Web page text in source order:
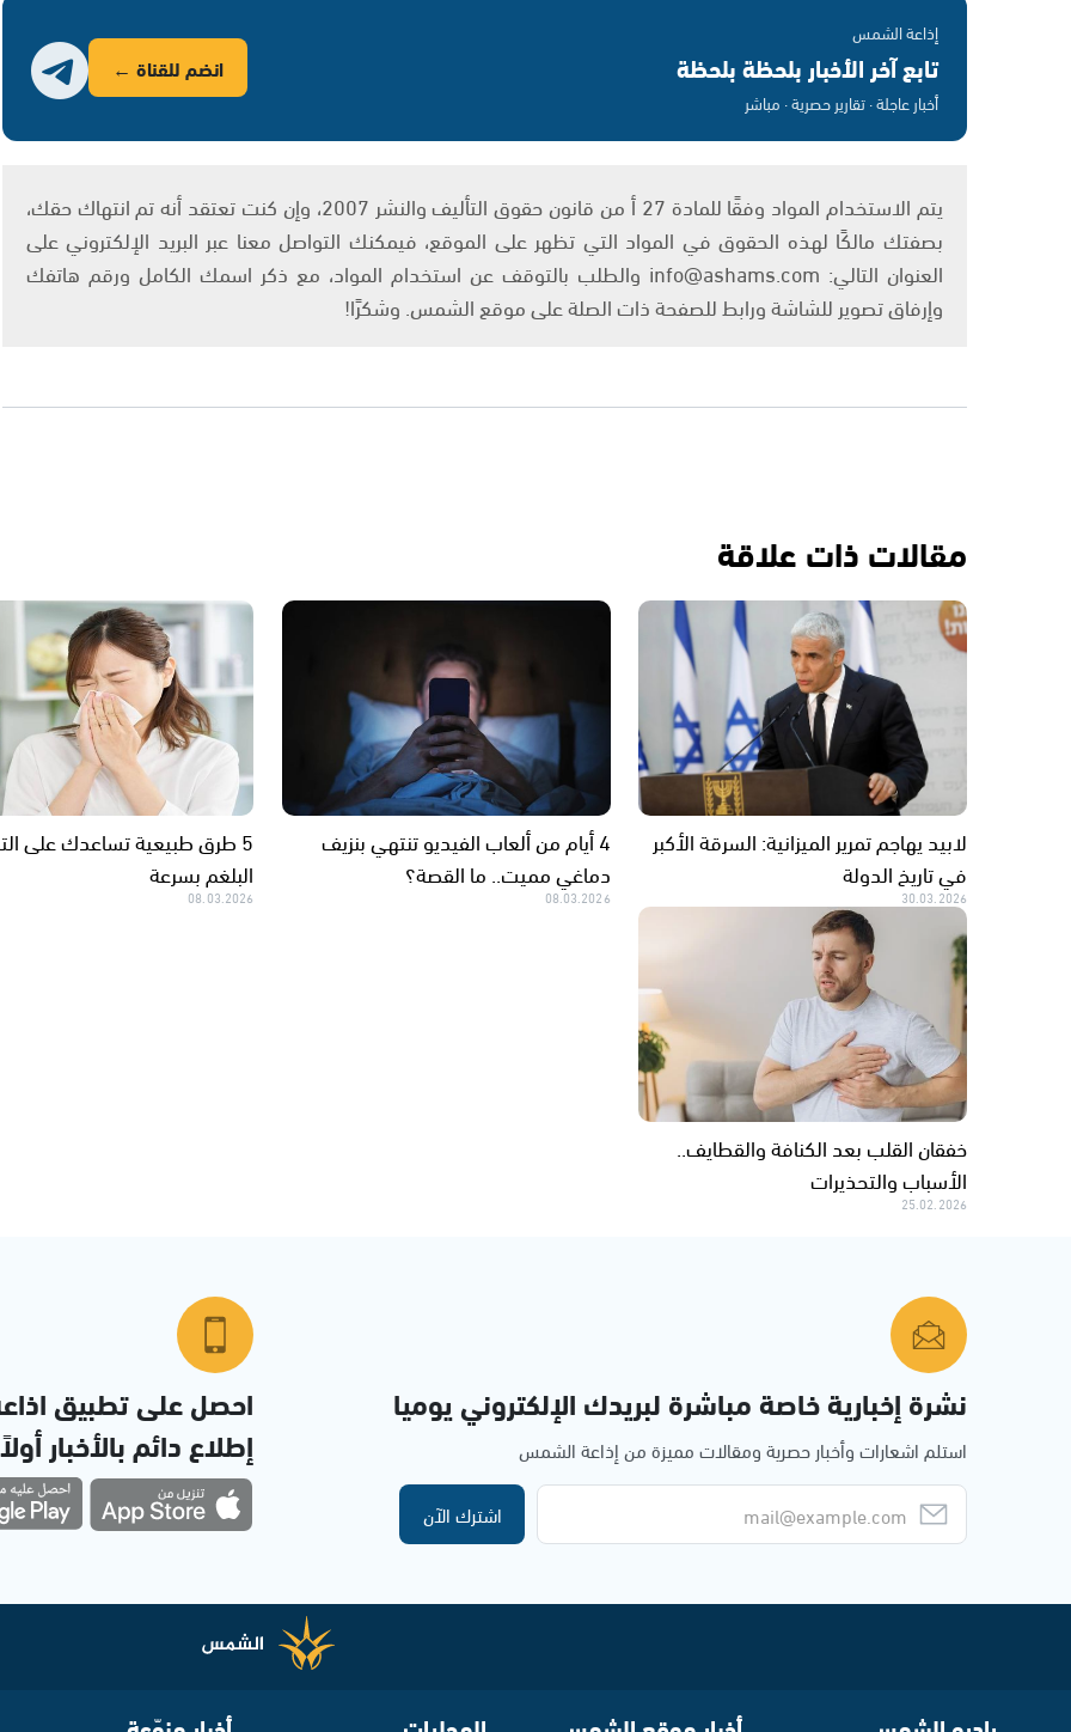
إذاعة الشمس
تابع آخر الأخبار بلحظة بلحظة
أخبار عاجلة · تقارير حصرية · مباشر
انضم للقناة ←
يتم الاستخدام المواد وفقًا للمادة 27 أ من قانون حقوق التأليف والنشر 2007، وإن كنت تعتقد أنه تم انتهاك حقك،
بصفتك مالكًا لهذه الحقوق في المواد التي تظهر على الموقع، فيمكنك التواصل معنا عبر البريد الإلكتروني على
العنوان التالي: info@ashams.com والطلب بالتوقف عن استخدام المواد، مع ذكر اسمك الكامل ورقم هاتفك
وإرفاق تصوير للشاشة ورابط للصفحة ذات الصلة على موقع الشمس. وشكرًا!
مقالات ذات علاقة
لابيد يهاجم تمرير الميزانية: السرقة الأكبر
في تاريخ الدولة
30.03.2026
4 أيام من ألعاب الفيديو تنتهي بنزيف
دماغي مميت.. ما القصة؟
08.03.2026
5 طرق طبيعية تساعدك على
البلغم بسرعة
08.03.2026
خفقان القلب بعد الكنافة والقطايف..
الأسباب والتحذيرات
25.02.2026
نشرة إخبارية خاصة مباشرة لبريدك الإلكتروني يوميا
استلم اشعارات وأخبار حصرية ومقالات مميزة من إذاعة الشمس
اشترك الآن
احصل على تطبيق
إطلاع دائم بالأخبار